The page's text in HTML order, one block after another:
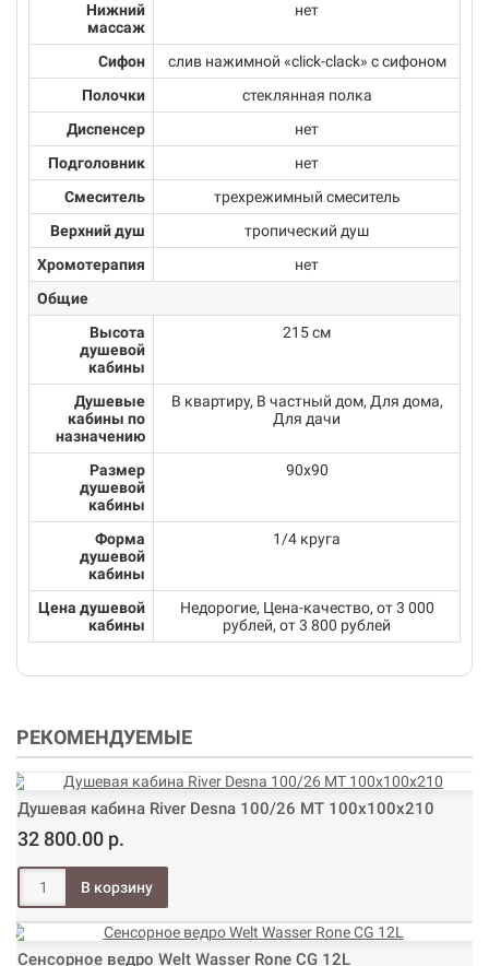
Нижний
массаж
нет
Сифон
cлив нажимной «click-clack» с сифоном
Полочки
стеклянная полка
Диспенсер
нет
Подголовник
нет
Смеситель
трехрежимный смеситель
Верхний душ
тропический душ
Хромотерапия
нет
Общие
Высота
душевой
кабины
215 см
Душевые
кабины по
назначению
В квартиру, В частный дом, Для дома,
Для дачи
Размер
душевой
кабины
90х90
Форма
душевой
кабины
1/4 круга
Цена душевой
кабины
Недорогие, Цена-качество, от 3 000
рублей, от 3 800 рублей
РЕКОМЕНДУЕМЫЕ
Душевая кабина River Desna 100/26 МТ 100х100х210
32 800.00 р.
Сенсорное ведро Welt Wasser Rone CG 12L